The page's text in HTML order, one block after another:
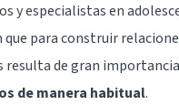
y especialistas en
que para construir
resulta de gran importancia
de manera habitual.